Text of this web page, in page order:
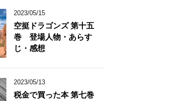
2023/05/15
空挺ドラゴンズ 第十五
巻 登場人物・あらす
じ・感想
2023/05/13
税金で買った本 第七巻